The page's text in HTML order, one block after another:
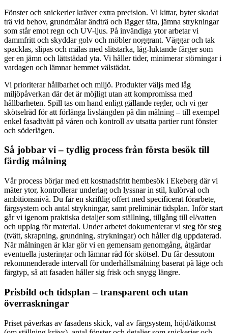
Fönster och snickerier kräver extra precision. Vi kittar, byter skadat
trä vid behov, grundmålar ändträ och lägger täta, jämna strykningar
som står emot regn och UV-ljus. På invändiga ytor arbetar vi
dammfritt och skyddar golv och möbler noggrant. Väggar och tak
spacklas, slipas och målas med slitstarka, låg-luktande färger som
ger en jämn och lättstädad yta. Vi håller tider, minimerar störningar i
vardagen och lämnar hemmet välstädat.
Vi prioriterar hållbarhet och miljö. Produkter väljs med låg
miljöpåverkan där det är möjligt utan att kompromissa med
hållbarheten. Spill tas om hand enligt gällande regler, och vi ger
skötselråd för att förlänga livslängden på din målning – till exempel
enkel fasadtvätt på våren och kontroll av utsatta partier runt fönster
och söderlägen.
Så jobbar vi – tydlig process från första besök till
färdig målning
Vår process börjar med ett kostnadsfritt hembesök i Ekeberg där vi
mäter ytor, kontrollerar underlag och lyssnar in stil, kulörval och
ambitionsnivå. Du får en skriftlig offert med specificerat förarbete,
färgsystem och antal strykningar, samt preliminär tidsplan. Inför start
går vi igenom praktiska detaljer som ställning, tillgång till el/vatten
och upplag för material. Under arbetet dokumenterar vi steg för steg
(tvätt, skrapning, grundning, strykningar) och håller dig uppdaterad.
När målningen är klar gör vi en gemensam genomgång, åtgärdar
eventuella justeringar och lämnar råd för skötsel. Du får dessutom
rekommenderade intervall för underhållsmålning baserat på läge och
färgtyp, så att fasaden håller sig frisk och snygg längre.
Prisbild och tidsplan – transparent och utan
överraskningar
Priset påverkas av fasadens skick, val av färgsystem, höjd/åtkomst